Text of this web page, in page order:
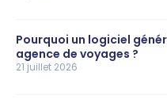
Pourquoi un logiciel
agence de voyages ?
21 juillet 2026